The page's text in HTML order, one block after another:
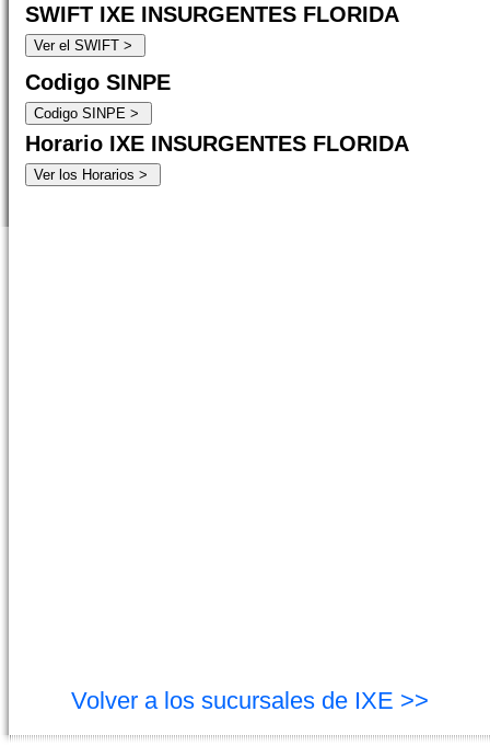
SWIFT IXE INSURGENTES FLORIDA
Codigo SINPE
Horario IXE INSURGENTES FLORIDA
Volver a los sucursales de IXE >>